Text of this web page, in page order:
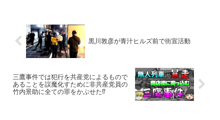
黒川敦彦が青汁ヒルズ前で街宣活動
三鷹事件では犯行を共産党によるもので
あることを誤魔化すために非共産党員の
竹内景助に全ての罪をかぶせた⁉